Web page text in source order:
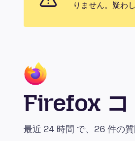
りません。疑わ
Firefox
最近 24 時間 で、26 件の質